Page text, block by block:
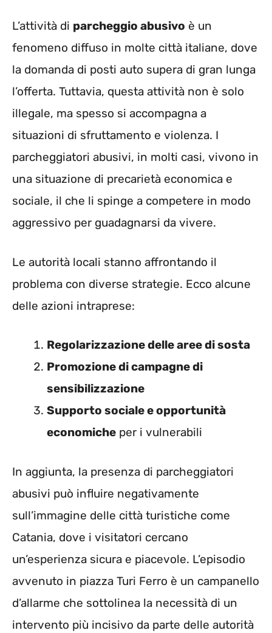
L’attività di parcheggio abusivo è un
fenomeno diffuso in molte città italiane, dove
la domanda di posti auto supera di gran lunga
l’offerta. Tuttavia, questa attività non è solo
illegale, ma spesso si accompagna a
situazioni di sfruttamento e violenza. I
parcheggiatori abusivi, in molti casi, vivono in
una situazione di precarietà economica e
sociale, il che li spinge a competere in modo
aggressivo per guadagnarsi da vivere.
Le autorità locali stanno affrontando il
problema con diverse strategie. Ecco alcune
delle azioni intraprese:
Regolarizzazione delle aree di sosta
Promozione di campagne di
sensibilizzazione
Supporto sociale e opportunità
economiche per i vulnerabili
In aggiunta, la presenza di parcheggiatori
abusivi può influire negativamente
sull’immagine delle città turistiche come
Catania, dove i visitatori cercano
un’esperienza sicura e piacevole. L’episodio
avvenuto in piazza Turi Ferro è un campanello
d’allarme che sottolinea la necessità di un
intervento più incisivo da parte delle autorità